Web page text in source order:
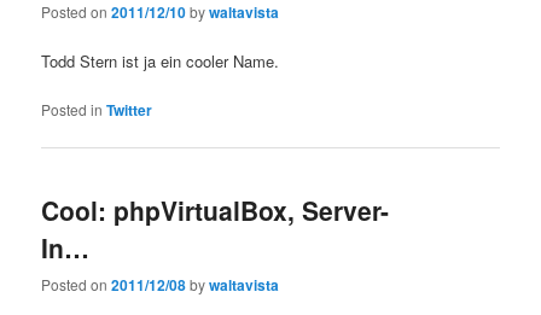
Posted on2011/12/10bywaltavista
Todd Stern ist ja ein cooler Name.
Posted in Twitter
Cool: phpVirtualBox, Server-
In…
Posted on2011/12/08bywaltavista